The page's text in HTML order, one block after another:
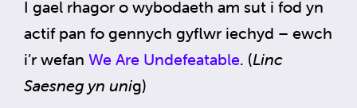
I gael rhagor o wybodaeth am sut i fod yn
actif pan fo gennych gyflwr iechyd – ewch
i’r wefan We Are Undefeatable. (Linc
Saesneg yn unig)